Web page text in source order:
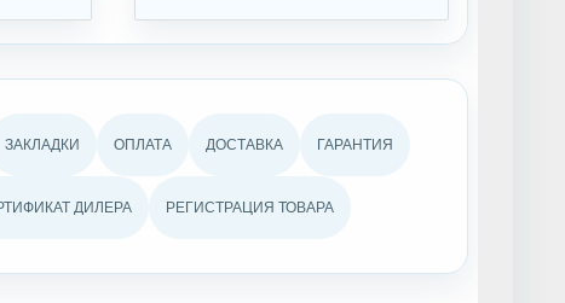
ЗАКЛАДКИ ОПЛАТА ДОСТАВКА ГАРАНТИЯ
ДИЛЕРА РЕГИСТРАЦИЯ ТОВАРА